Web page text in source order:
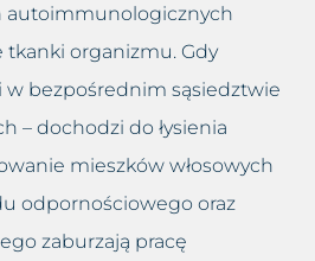
skóra głowy
włosy
skóry
i
i cieni pod
autoimmunologicznych
tkanki organizmu. Gdy
w bezpośrednim sąsiedztwie
– dochodzi do łysienia
mieszków włosowych
odpornościowego oraz
zaburzają pracę